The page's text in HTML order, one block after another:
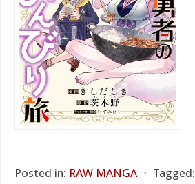
Posted in: RAW MANGA ⋅ Tagged: